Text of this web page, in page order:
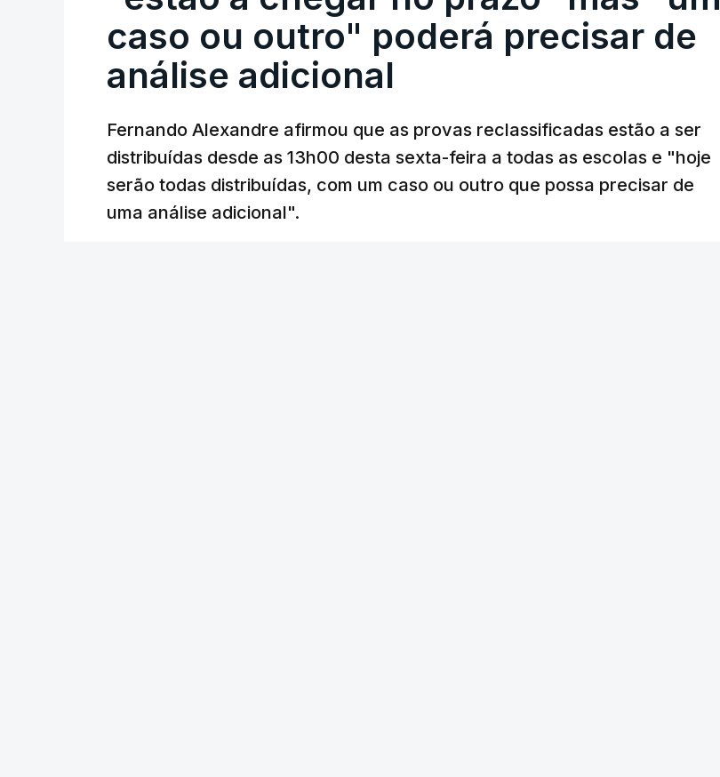
caso ou outro" poderá precisar de
análise adicional
Fernando Alexandre afirmou que as provas reclassificadas estão a ser
distribuídas desde as 13h00 desta sexta-feira a todas as escolas e "hoje
serão todas distribuídas, com um caso ou outro que possa precisar de
uma análise adicional".